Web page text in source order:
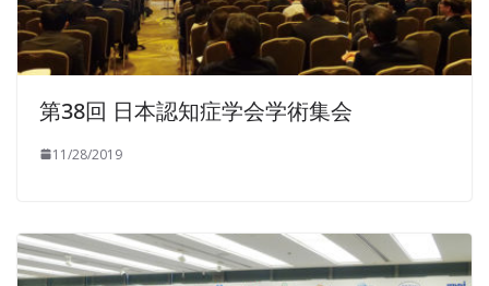
第38回 日本認知症学会学術集会
11/28/2019